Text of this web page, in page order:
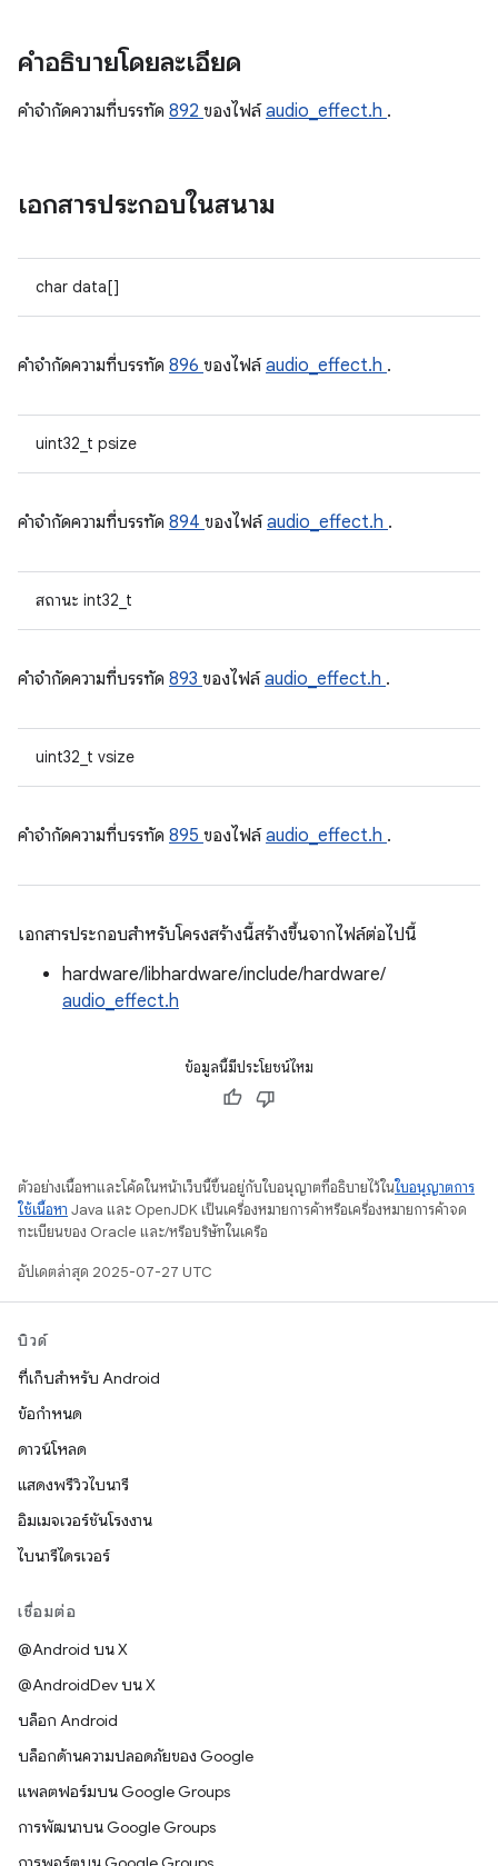
คำอธิบายโดยละเอียด
คําจํากัดความที่บรรทัด 892 ของไฟล์audio_effect.h .
เอกสารประกอบในสนาม
char data[]
คําจํากัดความที่บรรทัด 896 ของไฟล์audio_effect.h .
uint32_t psize
คําจํากัดความที่บรรทัด 894 ของไฟล์audio_effect.h .
สถานะ int32_t
คําจํากัดความที่บรรทัด 893 ของไฟล์audio_effect.h .
uint32_t vsize
คําจํากัดความที่บรรทัด 895 ของไฟล์audio_effect.h .
เอกสารประกอบสำหรับโครงสร้างนี้สร้างขึ้นจากไฟล์ต่อไปนี้
hardware/libhardware/include/hardware/
audio_effect.h
ข้อมูลนี้มีประโยชน์ไหม
ตัวอย่างเนื้อหาและโค้ดในหน้าเว็บนี้ขึ้นอยู่กับใบอนุญาตที่อธิบายไว้ในใบอนุญาตการ
ใช้เนื้อหา Java และ OpenJDK เป็นเครื่องหมายการค้าหรือเครื่องหมายการค้าจด
ทะเบียนของ Oracle และ/หรือบริษัทในเครือ
อัปเดตล่าสุด 2025-07-27 UTC
บิวด์
ที่เก็บสำหรับ Android
ข้อกำหนด
ดาวน์โหลด
แสดงพรีวิวไบนารี
อิมเมจเวอร์ชันโรงงาน
ไบนารีไดรเวอร์
เชื่อมต่อ
@Android บน X
@AndroidDev บน X
บล็อก Android
บล็อกด้านความปลอดภัยของ Google
แพลตฟอร์มบน Google Groups
การพัฒนาบน Google Groups